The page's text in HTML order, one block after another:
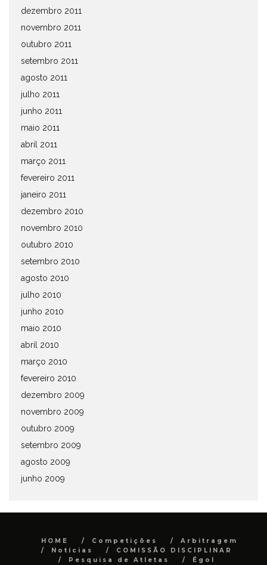
dezembro 2011
novembro 2011
outubro 2011
setembro 2011
agosto 2011
julho 2011
junho 2011
maio 2011
abril 2011
março 2011
fevereiro 2011
janeiro 2011
dezembro 2010
novembro 2010
outubro 2010
setembro 2010
agosto 2010
julho 2010
junho 2010
maio 2010
abril 2010
março 2010
fevereiro 2010
dezembro 2009
novembro 2009
outubro 2009
setembro 2009
agosto 2009
junho 2009
HOME Competições
Arbitragem
Notícias
COMISSÃO DISCIPLINAR
Pesquisa de Atletas
Égol